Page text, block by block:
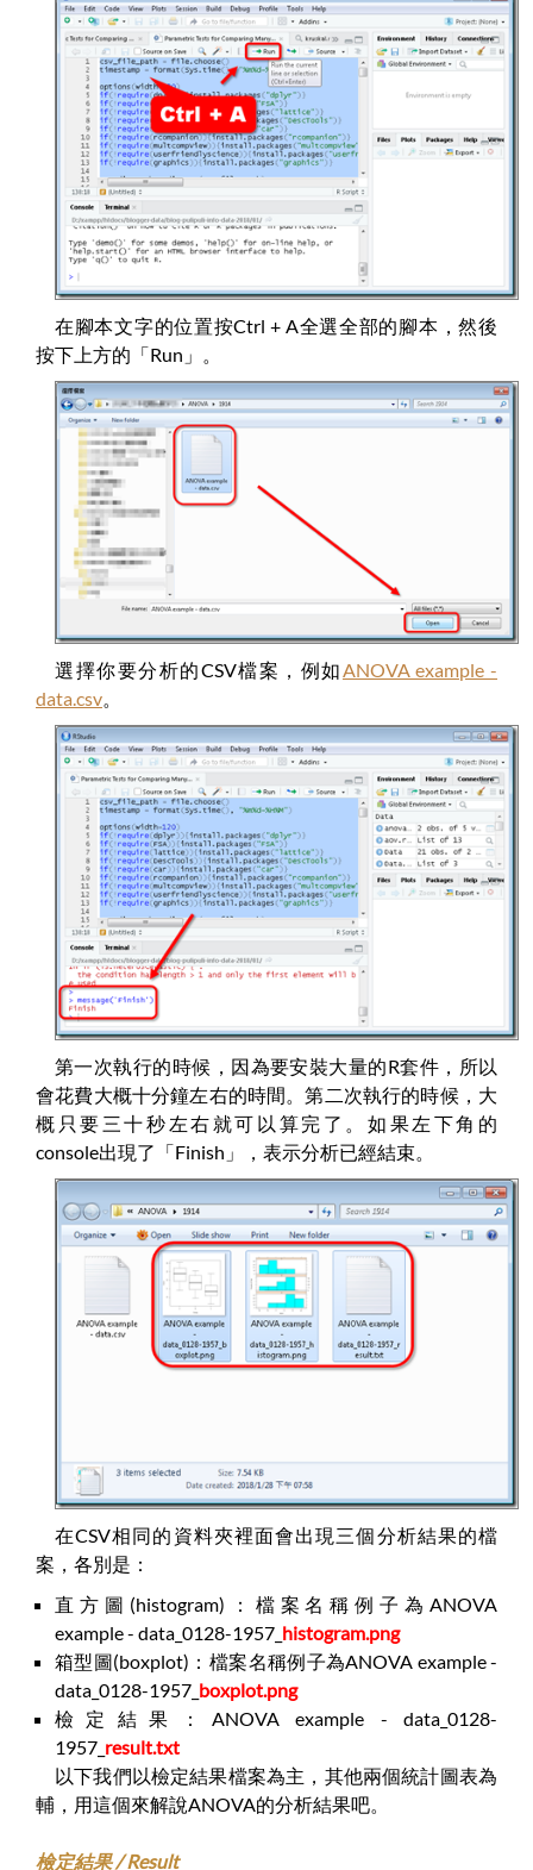
在腳本文字的位置按Ctrl + A全選全部的腳本，然後
按下上方的「Run」。
選擇你要分析的CSV檔案，例如ANOVA example -
data.csv。
第一次執行的時候，因為要安裝大量的R套件，所以
會花費大概十分鐘左右的時間。第二次執行的時候，大
概只要三十秒左右就可以算完了。如果左下角的
console出現了「Finish」，表示分析已經結束。
在CSV相同的資料夾裡面會出現三個分析結果的檔
案，各別是：
直方圖(histogram)：檔案名稱例子為ANOVA
example - data_0128-1957_ histogram.png
箱型圖(boxplot)：檔案名稱例子為ANOVA example -
data_0128-1957_ boxplot.png
檢定結果：ANOVA example - data_0128-
1957_ result.txt
以下我們以檢定結果檔案為主，其他兩個統計圖表為
輔，用這個來解說ANOVA的分析結果吧。
檢定結果 / Result